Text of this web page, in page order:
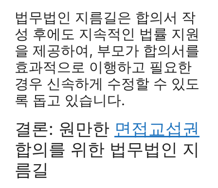
법무법인 지름길은 합의서 작
성 후에도 지속적인 법률 지원
을 제공하여, 부모가 합의서를
효과적으로 이행하고 필요한
경우 신속하게 수정할 수 있도
록 돕고 있습니다.
결론: 원만한 면접교섭권
합의를 위한 법무법인 지
름길